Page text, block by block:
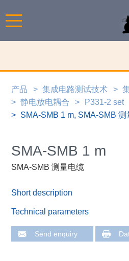
产品 集成电路测试技术
静电放电耦合
P331-2 set
SMA-SMB 1 m, SMA-SMB 测
SMA-SMB 1 m
SMA-SMB 测量电缆
Short description
Technical parameters
Send enquiry